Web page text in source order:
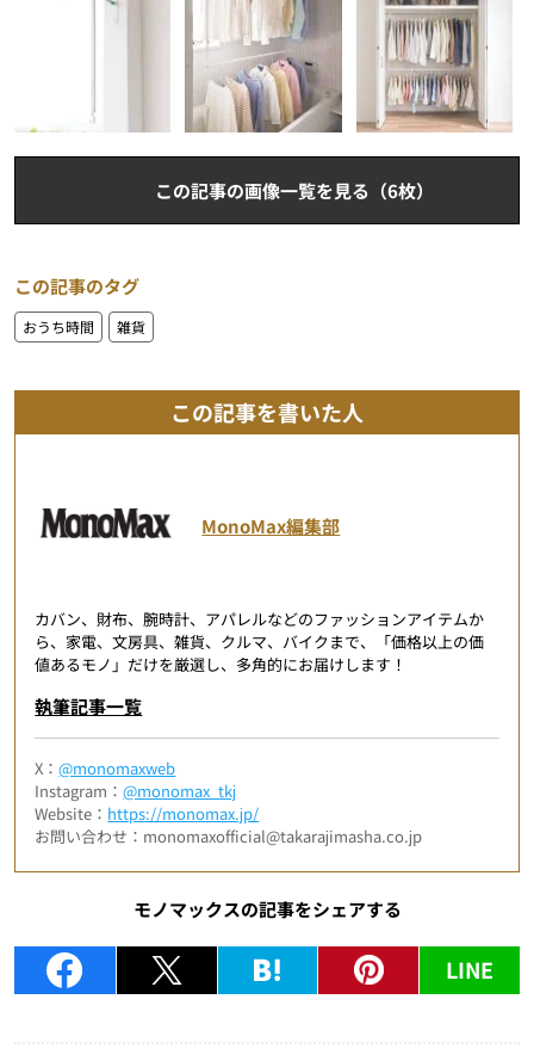
この記事の画像一覧を見る（6枚）
この記事のタグ
おうち時間 雑貨
この記事を書いた人
MonoMax編集部
カバン、財布、腕時計、アパレルなどのファッションアイテムか
ら、家電、文房具、雑貨、クルマ、バイクまで、「価格以上の価
値あるモノ」だけを厳選し、多角的にお届けします！
執筆記事一覧
X：@monomaxweb
Instagram：@monomax_tkj
Website： https://monomax.jp/
お問い合わせ：monomaxofficial@takarajimasha.co.jp
モノマックスの記事をシェアする
LINE